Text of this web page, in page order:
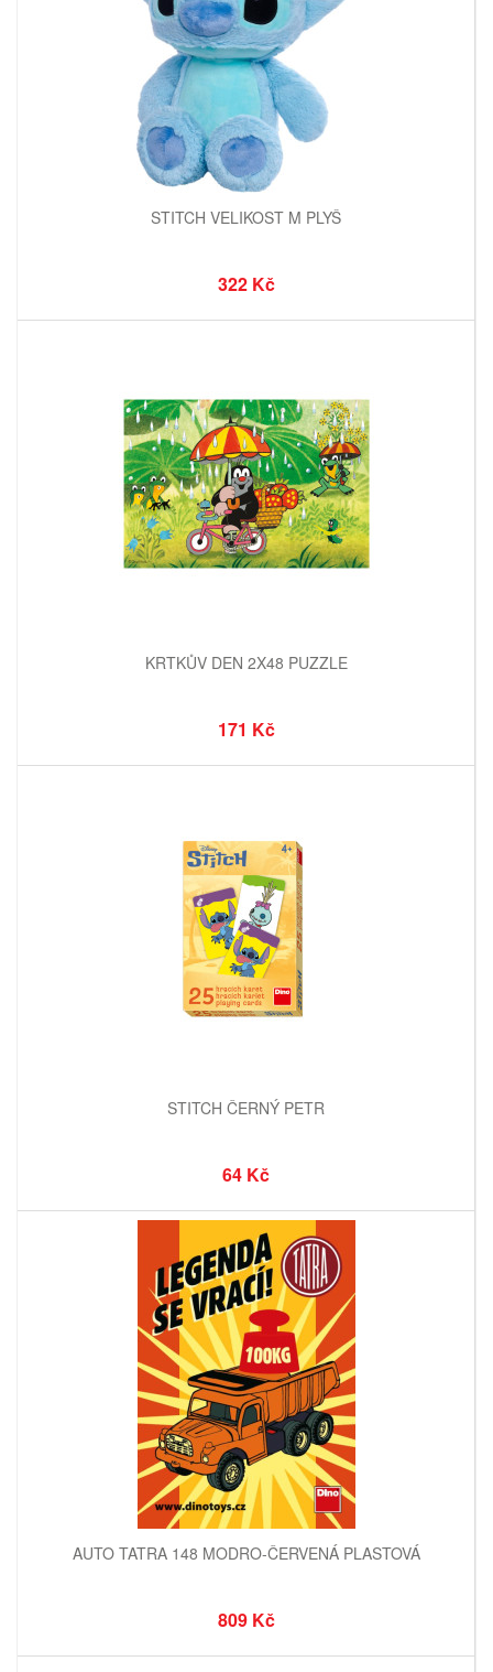
STITCH VELIKOST M PLYŠ
322 Kč
KRTKŮV DEN 2X48 PUZZLE
171 Kč
STITCH ČERNÝ PETR
64 Kč
AUTO TATRA 148 MODRO-ČERVENÁ PLASTOVÁ
809 Kč